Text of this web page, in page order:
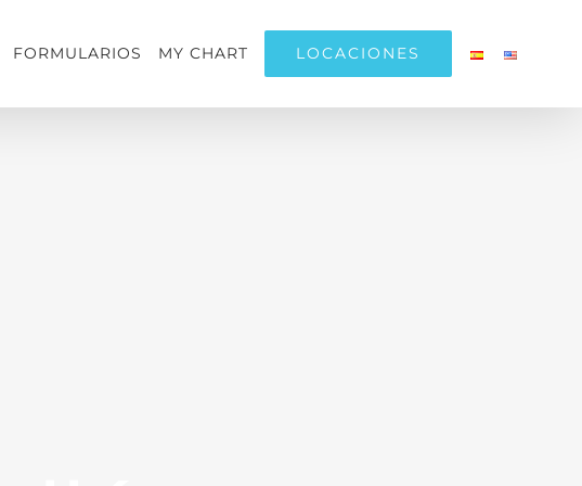
FORMULARIOS MY CHART LOCACIONES